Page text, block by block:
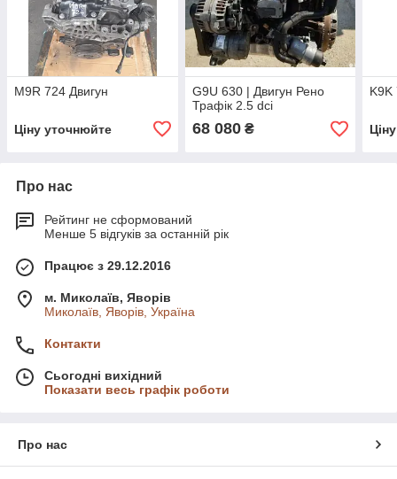
M9R 724 Двигун
Ціну уточнюйте
G9U 630 | Двигун Рено
Трафік 2.5 dci
68 080₴
K9K
Про нас
Рейтинг не сформований
Менше 5 відгуків за останній рік
Працює з 29.12.2016
м. Миколаїв, Яворів
Миколаїв, Яворів, Україна
Контакти
Сьогодні вихідний
Показати весь графік роботи
Про нас